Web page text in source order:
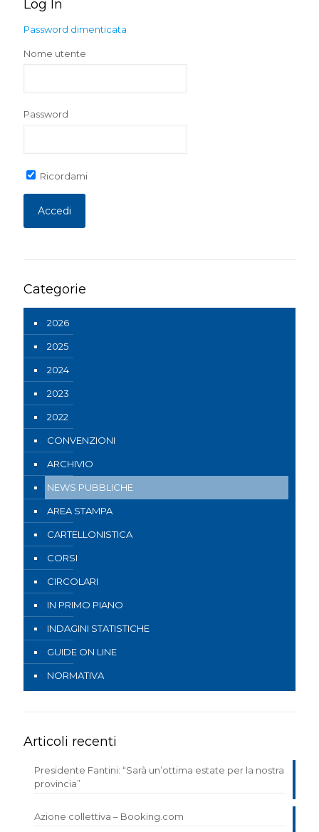
Log In
Password dimenticata
Nome utente
Password
Ricordami
Categorie
2026
2025
2024
2023
2022
CONVENZIONI
ARCHIVIO
NEWS PUBBLICHE
AREA STAMPA
CARTELLONISTICA
CORSI
CIRCOLARI
IN PRIMO PIANO
INDAGINI STATISTICHE
GUIDE ON LINE
NORMATIVA
Articoli recenti
Presidente Fantini: “Sarà un’ottima estate per la nostra
provincia”
Azione collettiva – Booking.com